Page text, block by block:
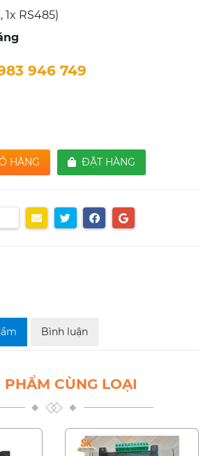
1x RS485)
946 749
HÀNG ĐẶT HÀNG
Bình luận
PHẨM CÙNG LOẠI